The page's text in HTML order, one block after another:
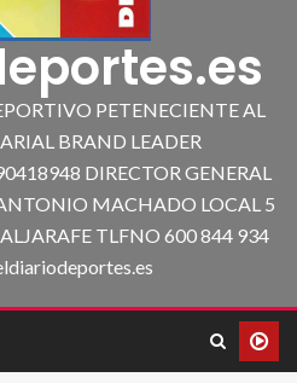
PETENECIENTE AL
BRAND LEADER
DIRECTOR GENERAL
ANTONIO MACHADO LOCAL 5
TLFNO 600 844 934